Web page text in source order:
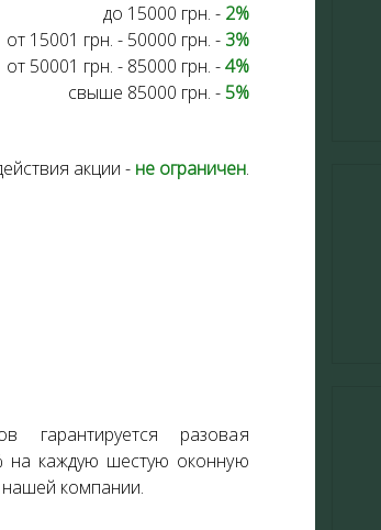
до 15000 грн. - 2%
от 15001 грн. - 50000 грн. - 3%
от 50001 грн. - 85000 грн. -4%
свыше 85000 грн. -5%
акции - не ограничен.
гарантируется разовая
на каждую шестую оконную
нашей компании.